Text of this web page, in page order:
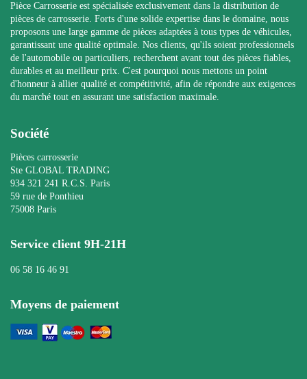
Pièce Carrosserie est spécialisée exclusivement dans la distribution de
pièces de carrosserie. Forts d'une solide expertise dans le domaine, nous
proposons une large gamme de pièces adaptées à tous types de véhicules,
garantissant une qualité optimale. Nos clients, qu'ils soient professionnels
de l'automobile ou particuliers, recherchent avant tout des pièces fiables,
durables et au meilleur prix. C'est pourquoi nous mettons un point
d'honneur à allier qualité et compétitivité, afin de répondre aux exigences
du marché tout en assurant une satisfaction maximale.
Société
Pièces carrosserie
Ste GLOBAL TRADING
934 321 241 R.C.S. Paris
59 rue de Ponthieu
75008 Paris
Service client 9H-21H
06 58 16 46 91
Moyens de paiement